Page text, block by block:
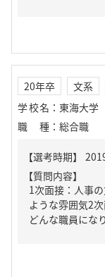
20年卒 文系
学校名 ： 東海大学
職種 ： 総合職
【質問内容】
1次面接：人事
ような雰囲気2
どんな職員にな